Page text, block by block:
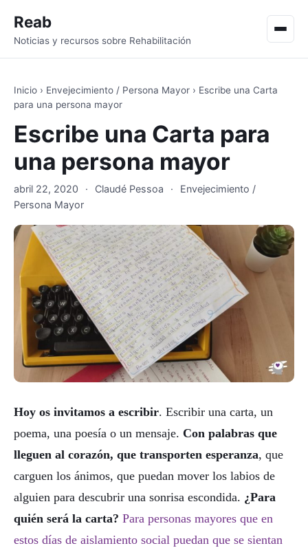
Reab
Noticias y recursos sobre Rehabilitación
Inicio › Envejecimiento / Persona Mayor › Escribe una Carta
para una persona mayor
Escribe una Carta para
una persona mayor
abril 22, 2020 · Claudé Pessoa ·
Envejecimiento /
Persona Mayor
Hoy os invitamos a escribir. Escribir una carta, un
poema, una poesía o un mensaje. Con palabras que
lleguen al corazón, que transporten esperanza, que
carguen los ánimos, que puedan mover los labios de
alguien para descubrir una sonrisa escondida. ¿Para
quién será la carta? Para personas mayores que en
estos días de aislamiento social puedan que se sientan